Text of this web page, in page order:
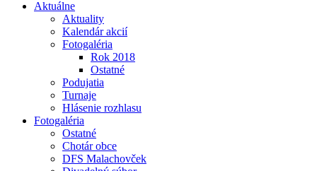
Aktuálne
Aktuality
Kalendár akcií
Fotogaléria
Rok 2018
Ostatné
Podujatia
Turnaje
Hlásenie rozhlasu
Fotogaléria
Ostatné
Chotár obce
DFS Malachovček